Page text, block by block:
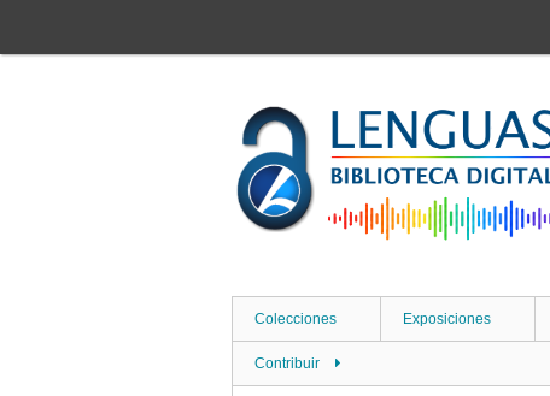
contenido
Colecciones Exposiciones
Contribuir